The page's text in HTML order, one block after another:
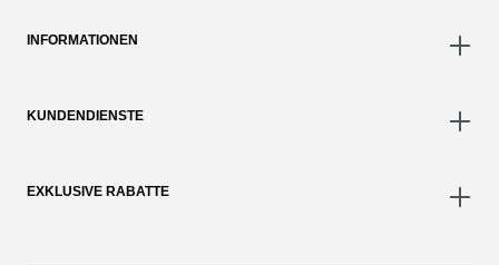
INFORMATIONEN
KUNDENDIENSTE
EXKLUSIVE RABATTE